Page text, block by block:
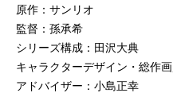
原作：サンリオ
監督：孫承希
シリーズ構成：田沢大典
キャラクターデザイン・総作
アドバイザー：小島正幸